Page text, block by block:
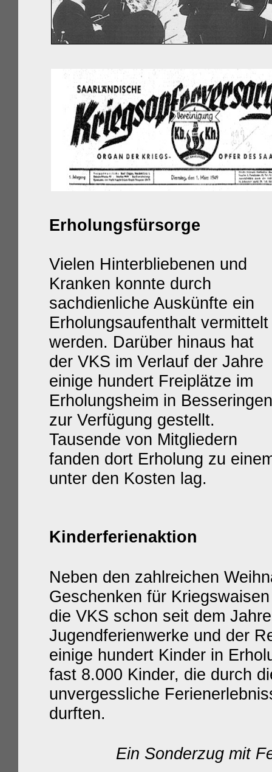
Erholungsfürsorge
Vielen Hinterbliebenen und
Kranken konnte durch
sachdienliche Auskünfte ein
Erholungsaufenthalt vermittelt
werden. Darüber hinaus hat
der VKS im Verlauf der Jahre
einige hundert Freiplätze im
Erholungsheim in Besseringen
zur Verfügung gestellt.
Tausende von Mitgliedern
fanden dort Erholung zu
unter den Kosten lag.
Kinderferienaktion
Neben den zahlreichen
Geschenken für
die VKS schon seit dem
Jugendferienwerke und der
einige hundert Kinder in
fast 8.000 Kinder, die durch
unvergessliche
durften.
Ein Sonderzug mit